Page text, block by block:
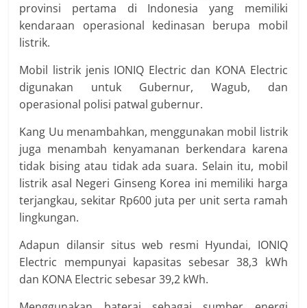
provinsi pertama di Indonesia yang memiliki
kendaraan operasional kedinasan berupa mobil
listrik.
Mobil listrik jenis IONIQ Electric dan KONA Electric
digunakan untuk Gubernur, Wagub, dan
operasional polisi patwal gubernur.
Kang Uu menambahkan, menggunakan mobil listrik
juga menambah kenyamanan berkendara karena
tidak bising atau tidak ada suara. Selain itu, mobil
listrik asal Negeri Ginseng Korea ini memiliki harga
terjangkau, sekitar Rp600 juta per unit serta ramah
lingkungan.
Adapun dilansir situs web resmi Hyundai, IONIQ
Electric mempunyai kapasitas sebesar 38,3 kWh
dan KONA Electric sebesar 39,2 kWh.